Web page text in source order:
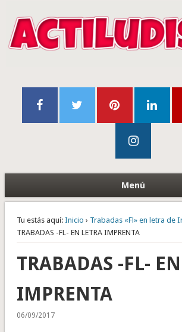
Menú
Tu estás aquí: Inicio › Trabadas «Fl» en letra de
TRABADAS -FL- EN LETRA IMPRENTA
TRABADAS -FL-
IMPRENTA
06/09/2017